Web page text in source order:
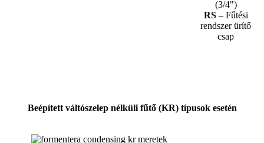
(3/4")
RS– Fűtési
rendszer ürítő
csap
Beépített váltószelep nélküli fűtő (KR) típusok esetén